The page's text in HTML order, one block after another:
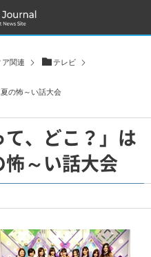
ア関連 テレビ
の怖～い話大会
、どこ？」は
～い話大会